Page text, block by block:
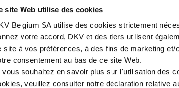
site Web utilise des cookies
Belgium SA utilise des cookies strictement
votre accord, DKV et des tiers utilisent
site à vos préférences, à des fins de marketing
consentement au bas de ce site Web.
vous souhaitez en savoir plus sur l'utilisation des
veuillez consulter notre déclaration relative